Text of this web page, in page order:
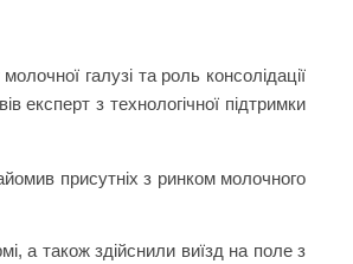
галузі та роль консолідації
експерт з технологічної підтримки
присутніх з ринком молочного
а також здійснили виїзд на поле з